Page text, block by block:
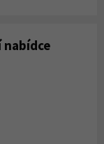
nabídce